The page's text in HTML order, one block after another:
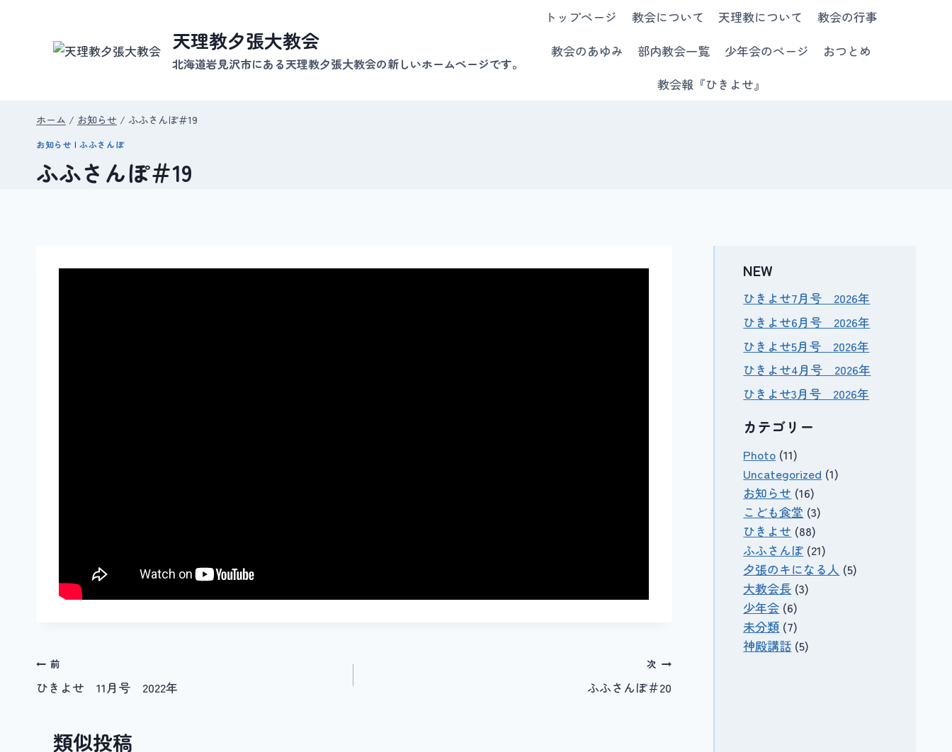
天理教夕張大教会
北海道岩見沢市にある天理教夕張大教会の新しいホームページです。
トップページ 教会について 天理教について
教会の行事
教会のあゆみ
部内教会一覧 少年会のページ
おつとめ
教会報『ひきよせ』
ホーム / お知らせ / ふふさんぽ＃19
お知らせ |ふふさんぽ
ふふさんぽ＃19
投
稿
前
ひきよせ 11月号 2022年
次
ふふさんぽ＃20
類似投稿
NEW
ひきよせ7月号 2026年
ひきよせ6月号 2026年
ひきよせ5月号 2026年
ひきよせ4月号 2026年
ひきよせ3月号 2026年
カテゴリー
Photo (11)
Uncategorized (1)
お知らせ (16)
こども食堂 (3)
ひきよせ (88)
ふふさんぽ (21)
夕張のキになる人 (5)
大教会長 (3)
少年会 (6)
未分類 (7)
神殿講話 (5)